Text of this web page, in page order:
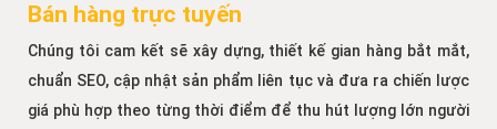
Bán hàng trực tuyến
Chúng tôi cam kết sẽ xây dựng, thiết kế gian hàng bắt mắt,
chuẩn SEO, cập nhật sản phẩm liên tục và đưa ra chiến lược
giá phù hợp theo từng thời điểm để thu hút lượng lớn người